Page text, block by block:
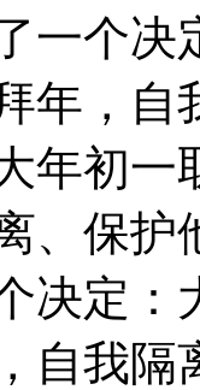
一个
年，自
年初一
、保护
决定：
自我隔